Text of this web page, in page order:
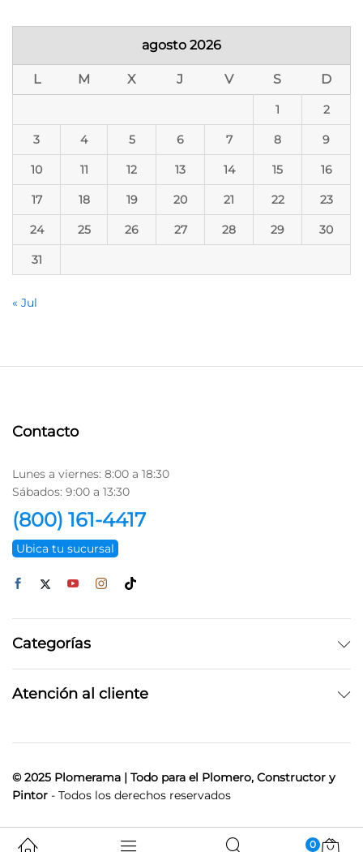
agosto 2026
L M X J V S D
1 2
3 4 5 6 7 8 9
10 11 12 13 14 15 16
17 18 19 20 21 22 23
24 25 26 27 28 29 30
31
« Jul
Contacto
Lunes a viernes: 8:00 a 18:30
Sábados: 9:00 a 13:30
(800) 161-4417
Ubica tu sucursal
Categorías
Atención al cliente
© 2025 Plomerama | Todo para el Plomero, Constructor y
Pintor - Todos los derechos reservados
0